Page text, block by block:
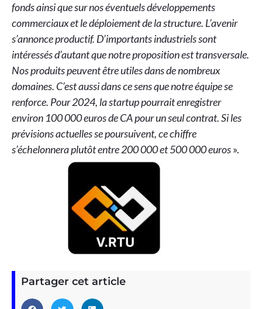
fonds ainsi que sur nos éventuels développements
commerciaux et le déploiement de la structure. L’avenir
s’annonce productif. D’importants industriels sont
intéressés d’autant que notre proposition est transversale.
Nos produits peuvent être utiles dans de nombreux
domaines. C’est aussi dans ce sens que notre équipe se
renforce. Pour 2024, la startup pourrait enregistrer
environ 100 000 euros de CA pour un seul contrat. Si les
prévisions actuelles se poursuivent, ce chiffre
s’échelonnera plutôt entre 200 000 et 500 000 euros».
Partager cet article